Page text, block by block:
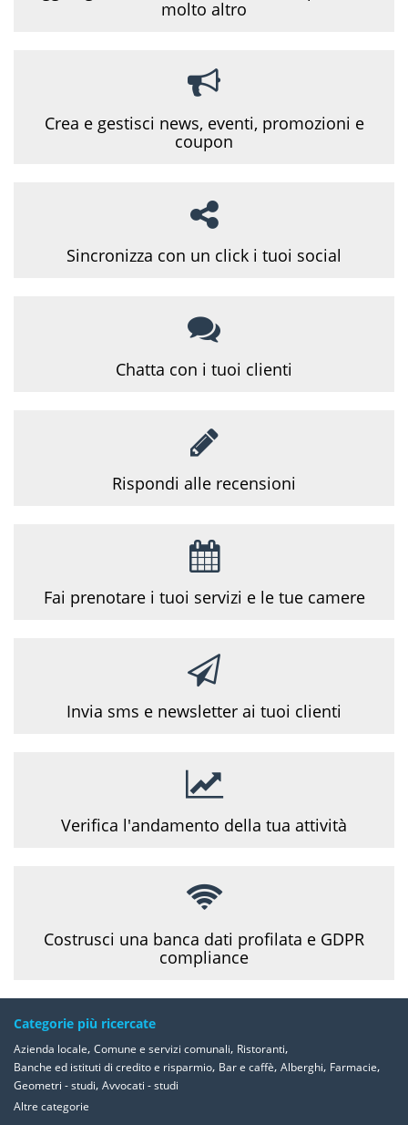
molto altro
Crea e gestisci news, eventi, promozioni e
coupon
Sincronizza con un click i tuoi social
Chatta con i tuoi clienti
Rispondi alle recensioni
Fai prenotare i tuoi servizi e le tue camere
Invia sms e newsletter ai tuoi clienti
Verifica l'andamento della tua attività
Costrusci una banca dati profilata e GDPR
compliance
Categorie più ricercate
Azienda locale, Comune e servizi comunali, Ristoranti,
Banche ed istituti di credito e risparmio, Bar e caffè, Alberghi, Farmacie,
Geometri - studi, Avvocati - studi
Altre categorie